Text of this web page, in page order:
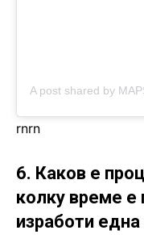
A post shared by
rnrn
6. Каков е
колку време е
изработи една